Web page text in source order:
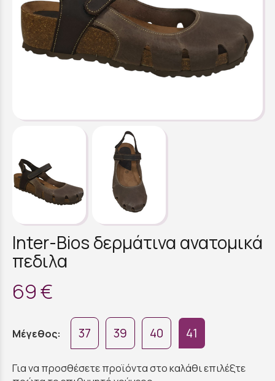
Inter-Bios δερμάτινα ανατομικά
πεδιλα
69 €
Μέγεθος: 37 39 40 41
Για να προσθέσετε προϊόντα στο καλάθι επιλέξτε